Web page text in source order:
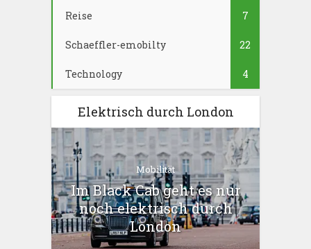
Reise 7
Schaeffler-emobilty 22
Technology 4
Elektrisch durch London
Mobilität
Im Black Cab geht es nur
noch elektrisch durch
London